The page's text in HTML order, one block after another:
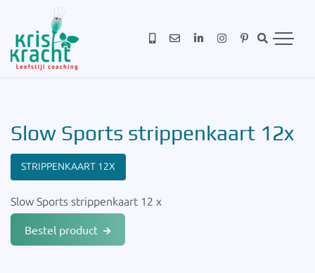
Slow Sports strippenkaart 12x
STRIPPENKAART 12X
Slow Sports strippenkaart 12 x
Bestel product